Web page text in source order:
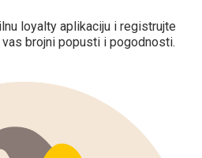
loyalty aplikaciju i registrujte
brojni popusti i pogodnosti.